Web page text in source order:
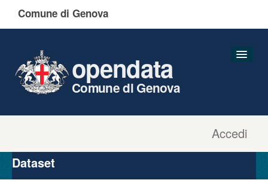
Comune di Genova
Accedi
opendata
Comune di Genova
Organizzazioni
Gruppi
Dataset